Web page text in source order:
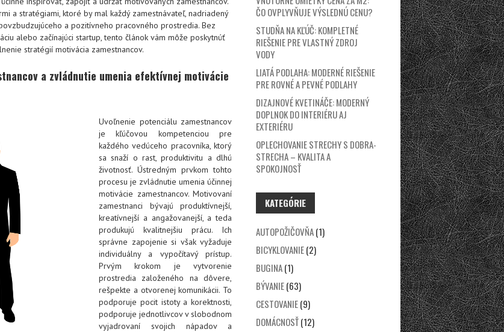
a stratégiami, ktoré by mal každý zamestnávateľ, nadriadený
a pozitívneho pracovného prostredia. Bez
alebo začínajúci startup, tento článok vám môže poskytnúť
stratégií motivácia zamestnancov.
a zvládnutie umenia efektívnej motivácie
Uvoľnenie potenciálu zamestnancov
je kľúčovou kompetenciou pre
každého vedúceho pracovníka, ktorý
sa snaží o rast, produktivitu a dlhú
životnosť. Ústredným prvkom tohto
procesu je zvládnutie umenia účinnej
motivácie zamestnancov. Motivovaní
zamestnanci bývajú produktívnejší,
kreatívnejší a angažovanejší, a teda
produkujú kvalitnejšiu prácu. Ich
správne zapojenie si však vyžaduje
individuálny a vypočítavý prístup.
Prvým krokom je vytvorenie
prostredia založeného na dôvere,
rešpekte a otvorenej komunikácii. To
podporuje pocit istoty a korektnosti,
podporuje jednotlivcov v slobodnom
vyjadrovaní svojich nápadov a
ČO OVPLYVŇUJE VÝSLEDNÚ CENU?
STUDŇA NA KĽÚČ: KOMPLETNÉ
RIEŠENIE PRE VLASTNÝ ZDROJ
VODY
LIATÁ PODLAHA: MODERNÉ RIEŠENIE
PRE ROVNÉ A PEVNÉ PODLAHY
DIZAJNOVÉ KVETINÁČE: MODERNÝ
DOPLNOK DO INTERIÉRU AJ
EXTERIÉRU
OPLECHOVANIE STRECHY S DOBRA-
STRECHA – KVALITA A
SPOKOJNOSŤ
KATEGÓRIE
AUTOPOŽIČOVŇA(1)
BICYKLOVANIE(2)
BUGINA(1)
BÝVANIE(63)
CESTOVANIE(9)
DOMÁCNOSŤ(12)